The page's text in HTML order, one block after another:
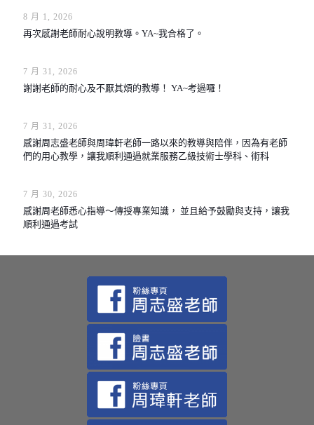
8 月 1, 2026
再次感謝老師耐心說明教導。YA~我合格了。
7 月 31, 2026
謝謝老師的耐心及不厭其煩的教導！ YA~考過囉！
7 月 31, 2026
感謝周志盛老師與周瑋軒老師一路以來的教導與陪伴，因為有老師
們的用心教學，讓我順利通過就業服務乙級技術士學科、術科
7 月 30, 2026
感謝周老師悉心指導～傳授專業知識， 並且給予鼓勵與支持，讓我
順利通過考試